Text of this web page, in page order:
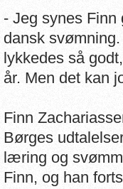
- Jeg synes Finn
dansk
lykkedes så
år. Men det kan
Finn
Børges
læring og
Finn, og han